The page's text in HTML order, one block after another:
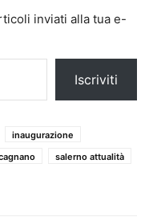
inviati alla tua e-
Iscriviti
inaugurazione
salerno attualità